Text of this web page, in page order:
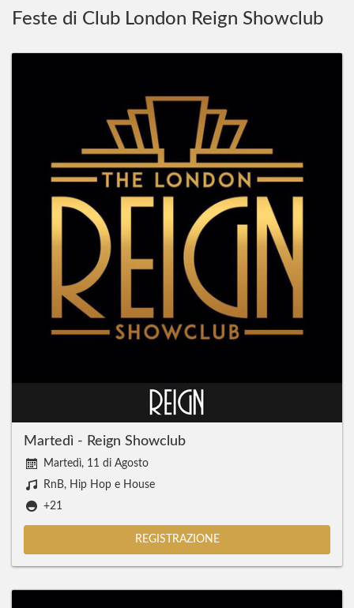
Feste di Club London Reign Showclub
Martedì - Reign Showclub
Martedì, 11 di Agosto
RnB, Hip Hop e House
+21
REGISTRAZIONE